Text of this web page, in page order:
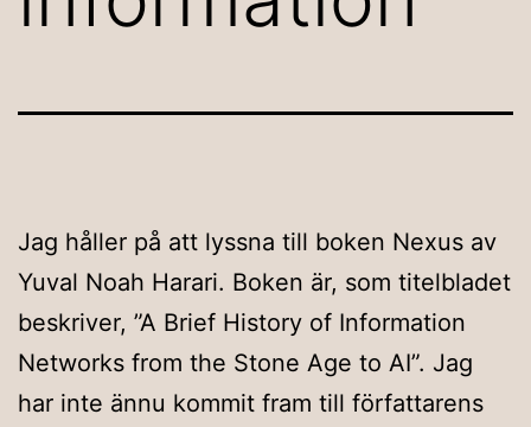
Jag håller på att lyssna till boken Nexus av
Yuval Noah Harari. Boken är, som titelbladet
beskriver, ”A Brief History of Information
Networks from the Stone Age to AI”. Jag
har inte ännu kommit fram till författarens